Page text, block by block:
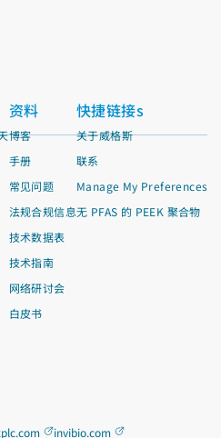
资料
博客
手册
常见问题
法规合规信息
技术数据表
技术指南
网络研讨会
白皮书
快捷链接s
关于威格斯
联系
Manage My Preferences
无 PFAS 的 PEEK 聚合物
invibio.com